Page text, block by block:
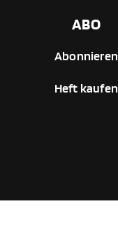
ABO
Abonnieren
Heft kaufen